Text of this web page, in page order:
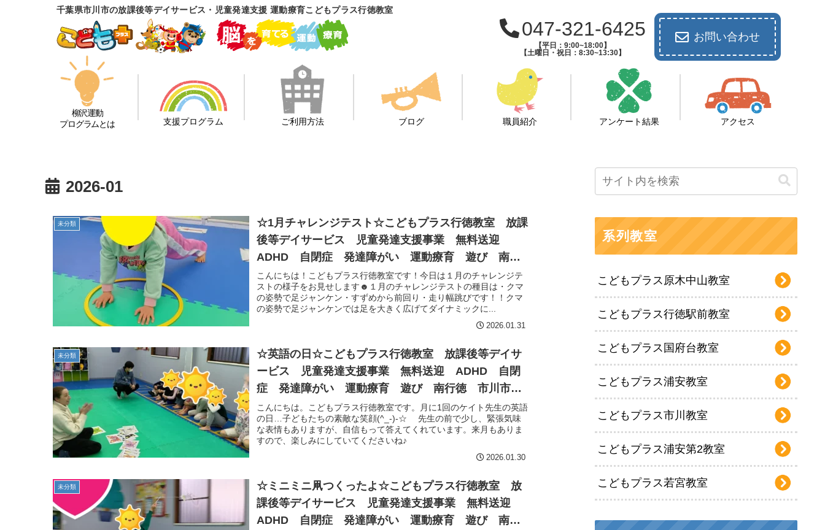
千葉県市川市の放課後等デイサービス・児童発達支援 運動療育こどもプラス行徳教室
047-321-6425
【平日：9:00~18:00】
【土曜日・祝日：8:30~13:30】
お問い合わせ
柳沢運動
プログラムとは
支援プログラム ご利用方法 ブログ 職員紹介 アンケート結果 アクセス
2026-01
未分類
☆1月チャレンジテスト☆こどもプラス行徳教室 放課
後等デイサービス 児童発達支援事業 無料送迎
ADHD 自閉症 発達障がい 運動療育 遊び 南行
徳 市川市 浦安市
こんにちは！こどもプラス行徳教室です！今日は１月のチャレンジテ
ストの様子をお見せします☻１月のチャレンジテストの種目は・クマ
の姿勢で足ジャンケン・すずめから前回り・走り幅跳びです！！クマ
の姿勢で足ジャンケンでは足を大きく広げてダイナミックに...
2026.01.31
未分類
☆英語の日☆こどもプラス行徳教室 放課後等デイサ
ービス 児童発達支援事業 無料送迎 ADHD 自閉
症 発達障がい 運動療育 遊び 南行徳 市川市
浦安市
こんにちは。こどもプラス行徳教室です。月に1回のケイト先生の英語
の日…子どもたちの素敵な笑顔(^_-)-☆ 先生の前で少し、緊張気味
な表情もありますが、自信もって答えてくれています。来月もありま
すので、楽しみにしていてくださいね♪
2026.01.30
未分類
☆ミニミニ凧つくったよ☆こどもプラス行徳教室 放
課後等デイサービス 児童発達支援事業 無料送迎
ADHD 自閉症 発達障がい 運動療育 遊び 南行
系列教室
こどもプラス原木中山教室
こどもプラス行徳駅前教室
こどもプラス国府台教室
こどもプラス浦安教室
こどもプラス市川教室
こどもプラス浦安第2教室
こどもプラス若宮教室